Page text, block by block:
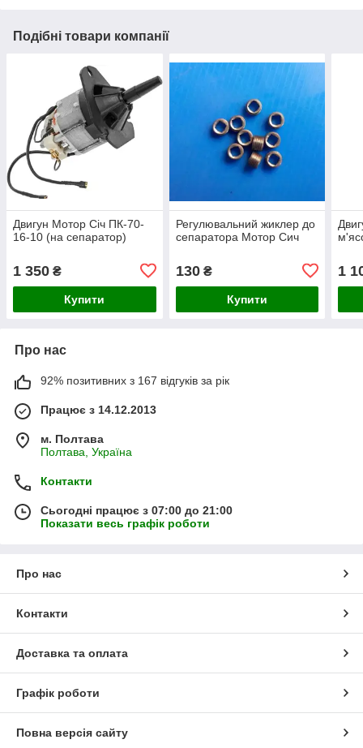
Подібні товари компанії
Двигун Мотор Січ ПК-70-
16-10 (на сепаратор)
1 350 ₴
Купити
Регулювальний жиклер до
сепаратора Мотор Сич
130₴
Купити
1
Про нас
92% позитивних з 167 відгуків за рік
Працює з 14.12.2013
м. Полтава
Полтава, Україна
Контакти
Сьогодні працює з 07:00 до 21:00
Показати весь графік роботи
Про нас
Контакти
Доставка та оплата
Графік роботи
Повна версія сайту